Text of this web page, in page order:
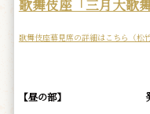
歌舞伎座「三月大歌舞
歌舞伎座幕見席の詳細はこちら（松
【昼の部】